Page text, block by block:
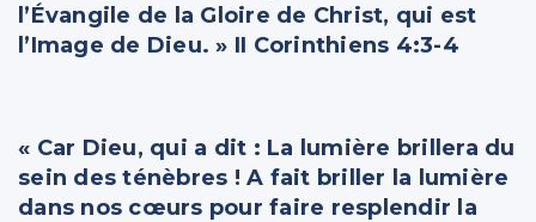
l’Évangile de la Gloire de Christ, qui est
l’Image de Dieu. » II Corinthiens 4:3-4
« Car Dieu, qui a dit : La lumière brillera du
sein des ténèbres ! A fait briller la lumière
dans nos cœurs pour faire resplendir la